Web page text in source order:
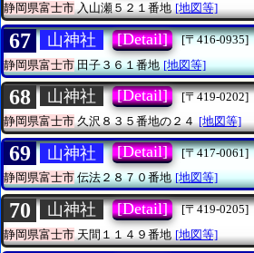
静岡県富士市入山瀬５２１番地 [地図等]
67 山神社 [Detail]
[〒416-0935]
静岡県富士市田子３６１番地 [地図等]
68 山神社 [Detail]
[〒419-0202]
静岡県富士市 久沢８３５番地の２４ [地図等]
69 山神社 [Detail]
[〒417-0061]
静岡県富士市伝法２８７０番地 [地図等]
70 山神社 [Detail]
[〒419-0205]
静岡県富士市 天間１１４９番地 [地図等]